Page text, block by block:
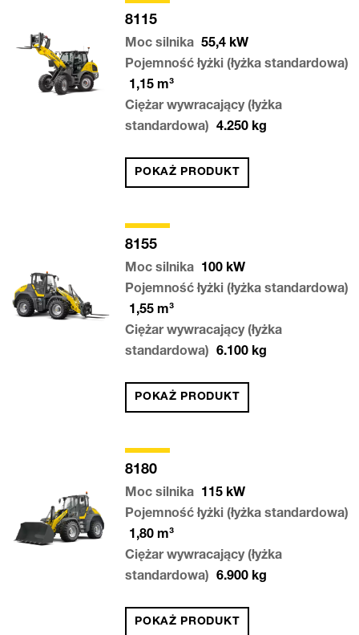
8115
Moc silnika 55,4 kW
Pojemność łyżki (łyżka standardowa)
1,15 m³
Ciężar wywracający (łyżka
standardowa)
4.250 kg
POKAŻ PRODUKT
8155
Moc silnika 100 kW
Pojemność łyżki (łyżka standardowa)
1,55 m³
Ciężar wywracający (łyżka
standardowa)
6.100 kg
POKAŻ PRODUKT
8180
Moc silnika 115 kW
Pojemność łyżki (łyżka standardowa)
1,80 m³
Ciężar wywracający (łyżka
standardowa)
6.900 kg
POKAŻ PRODUKT